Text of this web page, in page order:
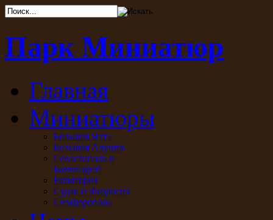
Парк Миниатюр
Главная
Миниатюры
Большая Ялта
Большая Алушта
Севастополь и
Бахчисарай
Евпатория
Судак и Феодосия
Симферополь